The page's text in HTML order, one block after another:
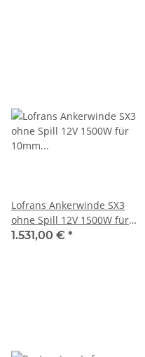
Lofrans Ankerwinde SX3
ohne Spill 12V 1500W für
10mm ISO Kette 636289
1.531,00 € *